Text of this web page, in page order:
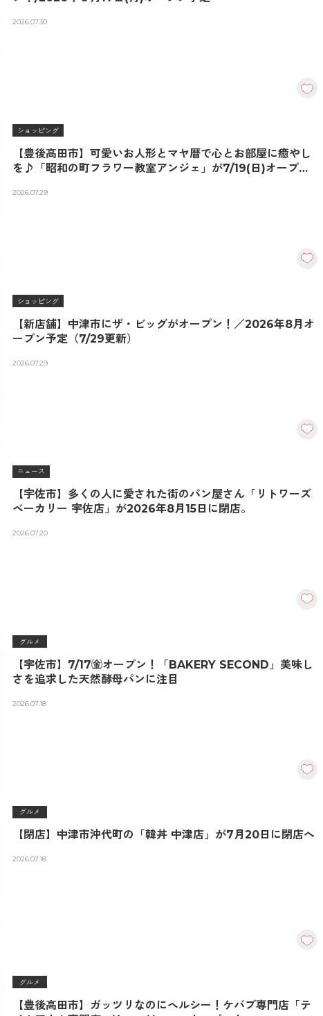
2026.07.30
ショッピング
【豊後高田市】可愛いお人形とマヤ暦で心とお部屋に癒やし
を♪「昭和の町フラワー教室アンジェ」が7/19(日)オープ
2026.07.29
ショッピング
【新店舗】中津市にザ・ビッグがオープン！／2026年8月オ
ープン予定（7/29更新）
2026.07.29
ニュース
【宇佐市】多くの人に愛された街のパン屋さん「リトワーズ
ベーカリー 宇佐店」が2026年8月15日に閉店。
2026.07.20
グルメ
【宇佐市】7/17㈮オープン！「BAKERY SECOND」美味し
さを追求した天然酵母パンに注目
2026.07.18
グルメ
【閉店】中津市沖代町の「韓丼 中津店」が7月20日に閉店へ
2026.07.18
グルメ
【豊後高田市】ガッツリなのにヘルシー！ケバブ専門店「テ